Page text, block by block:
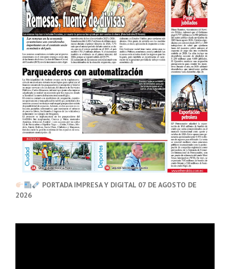
PORTADA IMPRESA Y DIGITAL 07 DE AGOSTO DE
2026